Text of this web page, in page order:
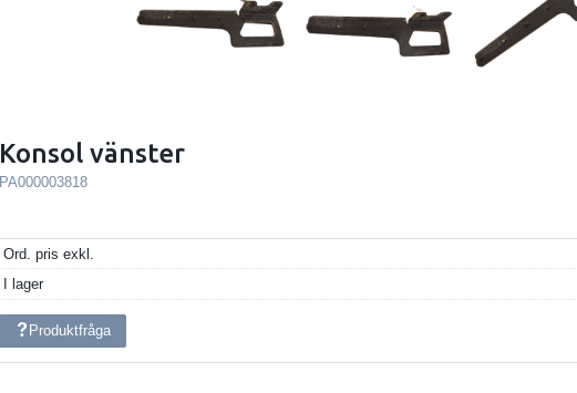
Konsol vänster
PA000003818
Ord. pris exkl.
I lager
Produktfråga